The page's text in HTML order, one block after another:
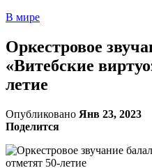
В мире
Оркестровое
«Витебские
летие
Опубликовано Янв 23, 2023
Поделится